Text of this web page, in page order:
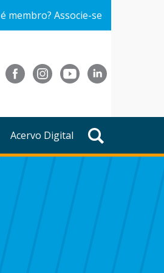
membro? Associe-se
Acervo Digital